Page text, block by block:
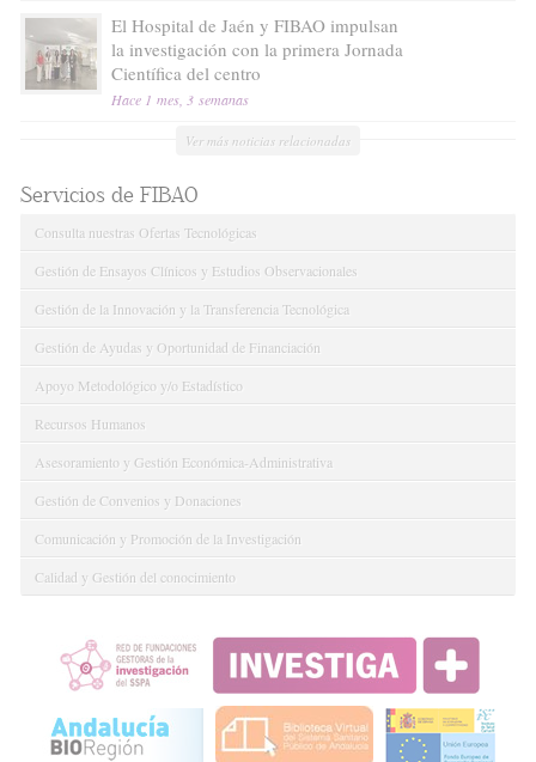
El Hospital de Jaén y FIBAO impulsan
la investigación con la primera Jornada
Científica del centro
Hace 1 mes, 3 semanas
Ver más noticias relacionadas
Servicios de FIBAO
Consulta nuestras Ofertas Tecnológicas
Gestión de Ensayos Clínicos y Estudios Observacionales
Gestión de la Innovación y la Transferencia Tecnológica
Gestión de Ayudas y Oportunidad de Financiación
Apoyo Metodológico y/o Estadístico
Recursos Humanos
Asesoramiento y Gestión Económica-Administrativa
Gestión de Convenios y Donaciones
Comunicación y Promoción de la Investigación
Calidad y Gestión del conocimiento